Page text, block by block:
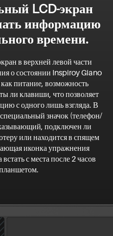
LCD-экран
информацию
времени.
в верхней левой части
о состоянии Inspiroy Giano
питание, возможность
ли клавиши, что позволяет
с одного лишь взгляда. В
значок (телефон/
подключен ли
или находится в спящем
иконка упражнения
с места после 2 часов